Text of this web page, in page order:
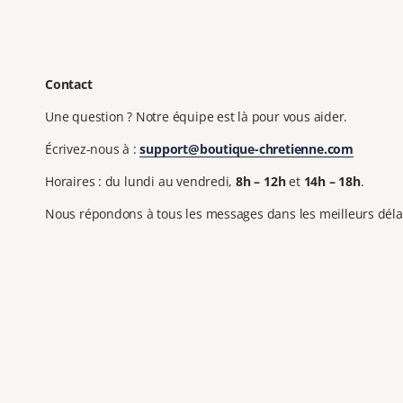
Contact
Une question ? Notre équipe est là pour vous aider.
Écrivez-nous à :support@boutique-chretienne.com
Horaires : du lundi au vendredi,8h – 12het 14h – 18h.
Nous répondons à tous les messages dans les meilleurs